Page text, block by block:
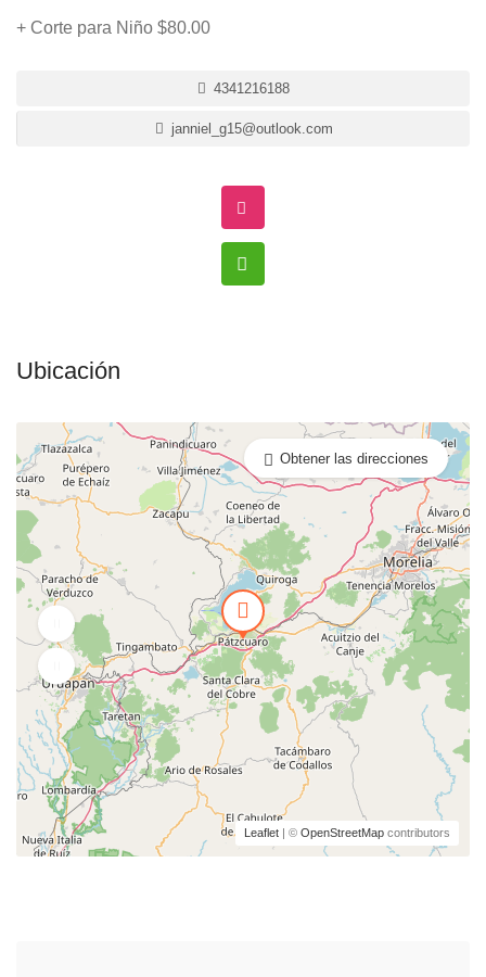
+ Corte para Niño $80.00
4341216188
janniel_g15@outlook.com
Ubicación
Leaflet | © OpenStreetMap contributors
Obtener las direcciones